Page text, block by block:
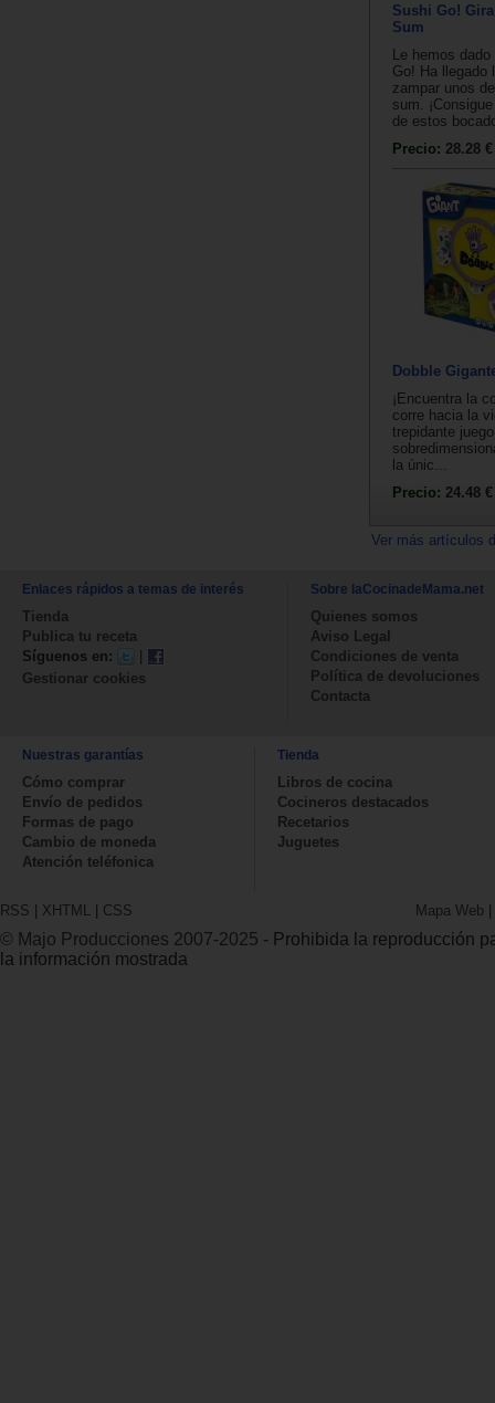
Sushi Go!
Sum
Le hemos
Go! Ha llegado
zampar unos
sum.
de estos
Precio: 28.28 €
Dobble
¡Encuentra la
corre hacia la
trepidante
la únic...
Precio: 24.48 €
Ver más artículos
Enlaces rápidos a temas de interés
Tienda
Publica tu receta
Síguenos en:
Gestionar cookies
Sobre laCocinadeMama.net
Quienes somos
Aviso Legal
Condiciones de venta
Política de devoluciones
Contacta
Nuestras garantías
Cómo comprar
Envío de pedidos
Formas de pago
Cambio de moneda
Atención teléfonica
Tienda
Libros de cocina
Cocineros destacados
Recetarios
Juguetes
RSS XHTML CSS Mapa Web
© Majo Producciones 2007-2025 - Prohibida la reproducción
la información mostrada